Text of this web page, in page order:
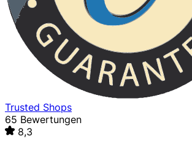
Trusted Shops
65 Bewertungen
8,3